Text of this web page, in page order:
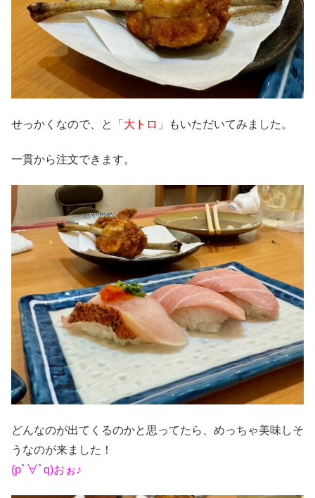
せっかくなので、と「 大トロ 」もいただいてみました。
一貫から注文できます。
どんなのが出てくるのかと思ってたら、めっちゃ美味しそ
うなのが来ました！
(pﾟ∀ﾟq)おぉ♪